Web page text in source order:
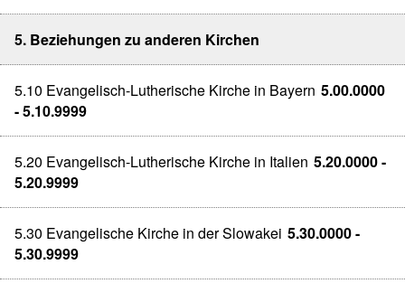
5. Beziehungen zu anderen Kirchen
5.10 Evangelisch-Lutherische Kirche in Bayern 5.00.0000
- 5.10.9999
5.20 Evangelisch-Lutherische Kirche in Italien 5.20.0000 -
5.20.9999
5.30 Evangelische Kirche in der Slowakei 5.30.0000 -
5.30.9999